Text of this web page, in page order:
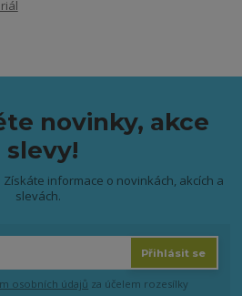
novinky, akce
slevy!
informace o novinkách, akcích a
slevách.
Přihlásit se
osobních údajů za účelem rozesílky